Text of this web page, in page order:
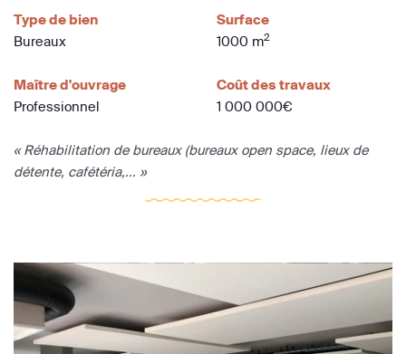
Type de bien
Bureaux
Surface
1000 m2
Maître d'ouvrage
Professionnel
Coût des travaux
1 000 000€
« Réhabilitation de bureaux (bureaux open space, lieux de
détente, cafétéria,... »